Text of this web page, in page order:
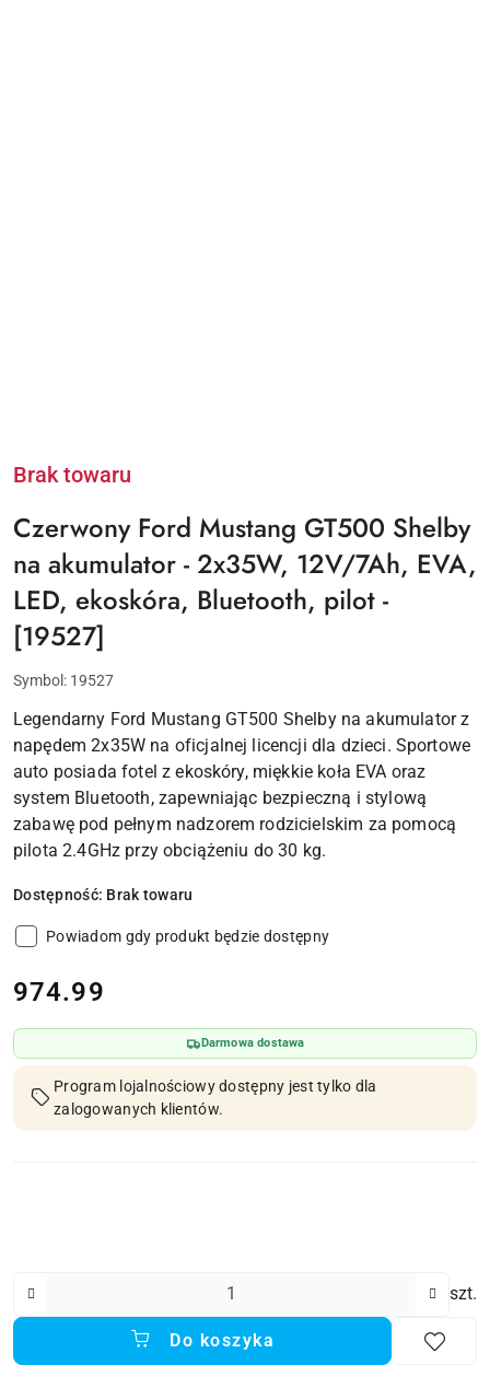
Brak towaru
Czerwony Ford Mustang GT500 Shelby
na akumulator - 2x35W, 12V/7Ah, EVA,
LED, ekoskóra, Bluetooth, pilot -
[19527]
Symbol: 19527
Legendarny Ford Mustang GT500 Shelby na akumulator z
napędem 2x35W na oficjalnej licencji dla dzieci. Sportowe
auto posiada fotel z ekoskóry, miękkie koła EVA oraz
system Bluetooth, zapewniając bezpieczną i stylową
zabawę pod pełnym nadzorem rodzicielskim za pomocą
pilota 2.4GHz przy obciążeniu do 30 kg.
Dostępność: Brak towaru
Powiadom gdy produkt będzie dostępny
cena:
974.99
Darmowa dostawa
Program lojalnościowy dostępny jest tylko dla
zalogowanych klientów.
szt.
Do koszyka